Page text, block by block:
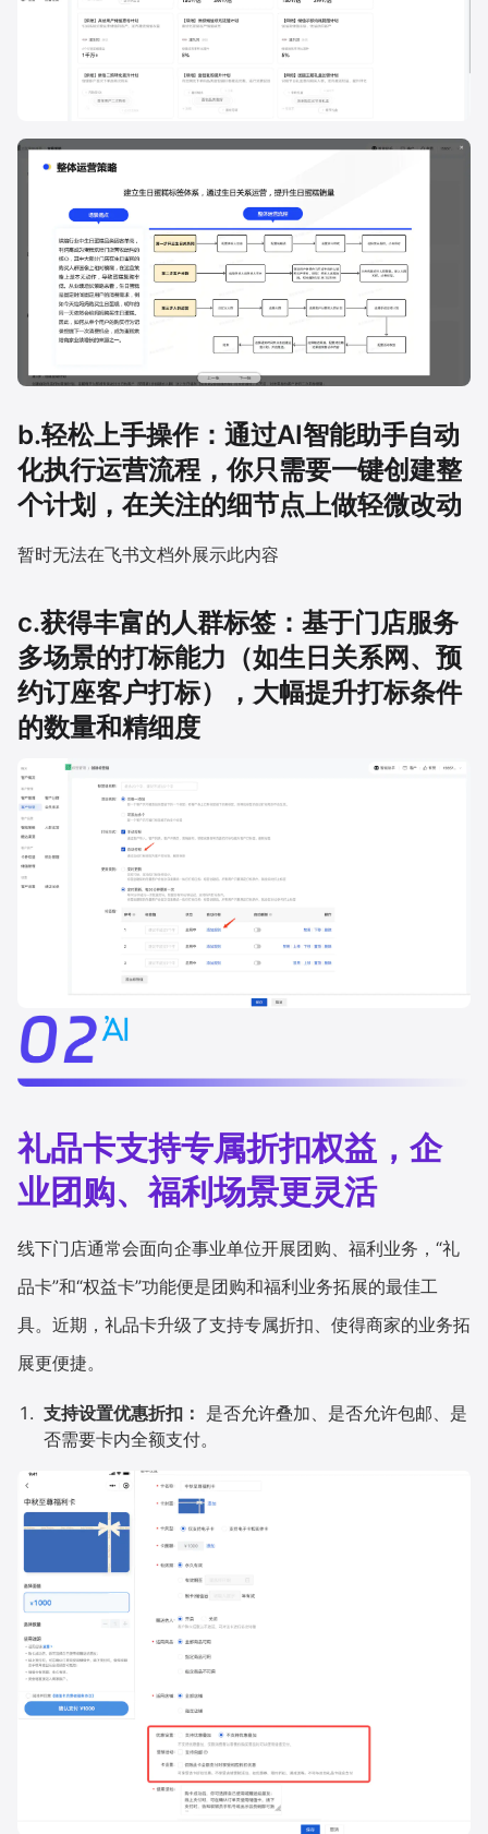
b.轻松上手操作：通过AI智能助手自动
化执行运营流程，你只需要一键创建整
个计划，在关注的细节点上做轻微改动
暂时无法在飞书文档外展示此内容
c.获得丰富的人群标签：基于门店服务
多场景的打标能力（如生日关系网、预
约订座客户打标），大幅提升打标条件
的数量和精细度
礼品卡支持专属折扣权益，企
业团购、福利场景更灵活
线下门店通常会面向企事业单位开展团购、福利业务，“礼
品卡”和“权益卡”功能便是团购和福利业务拓展的最佳工
具。近期，礼品卡升级了支持专属折扣、使得商家的业务拓
展更便捷。
支持设置优惠折扣： 是否允许叠加、是否允许包邮、是
否需要卡内全额支付。